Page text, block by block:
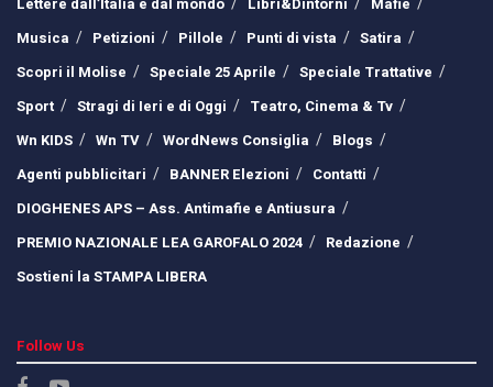
Lettere dall’Italia e dal mondo
Libri&Dintorni
Mafie
Musica
Petizioni Pillole Punti di vista
Satira
Scopri il Molise
Speciale 25 Aprile
Speciale Trattative
Sport
Stragi di Ieri e di Oggi
Teatro, Cinema & Tv
Wn KIDS
Wn TV WordNews Consiglia
Blogs
Agenti pubblicitari
BANNER Elezioni
Contatti
DIOGHENES APS – Ass. Antimafie e Antiusura
PREMIO NAZIONALE LEA GAROFALO 2024
Redazione
Sostieni la STAMPA LIBERA
Follow Us